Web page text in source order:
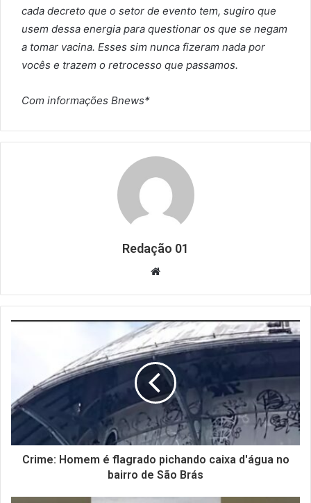
cada decreto que o setor de evento tem, sugiro que
usem dessa energia para questionar os que se negam
a tomar vacina. Esses sim nunca fizeram nada por
vocês e trazem o retrocesso que passamos.
Com informações Bnews*
Redação 01
Website
Crime: Homem é flagrado pichando caixa d'água no
bairro de São Brás